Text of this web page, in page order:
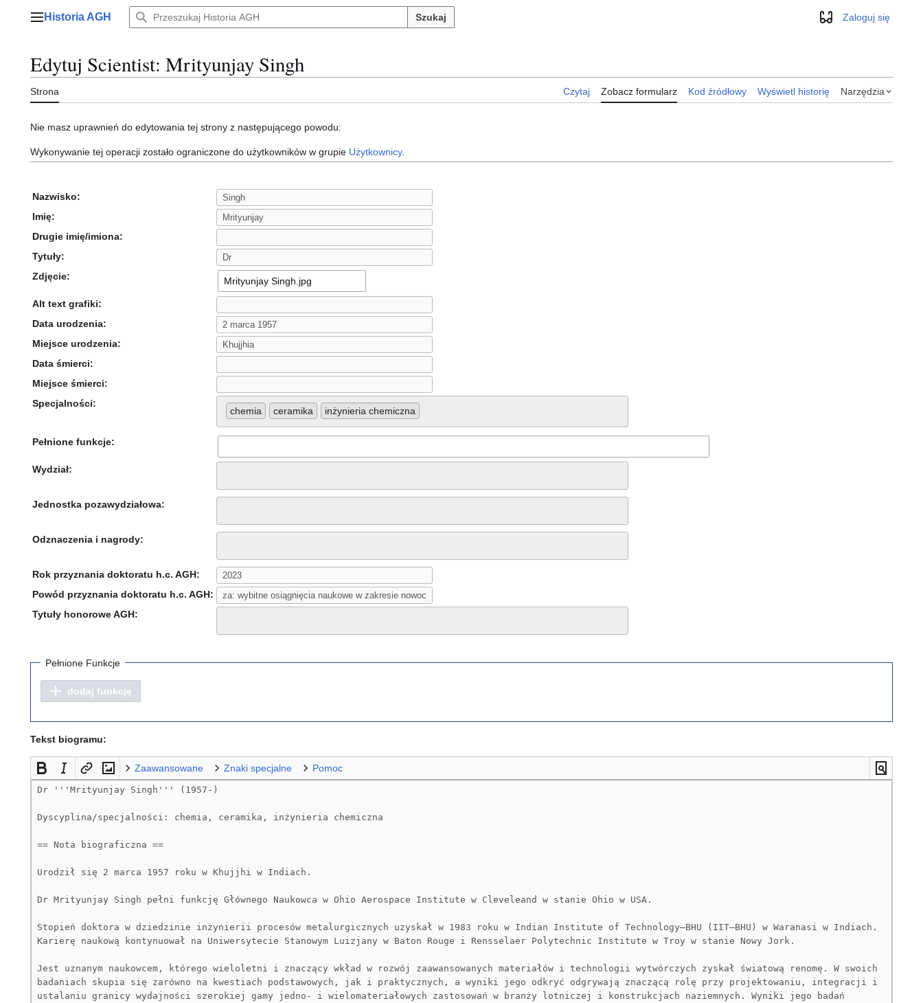
Menu główne
Historia AGH Szukaj WyglądZaloguj się
Edytuj Scientist: Mrityunjay Singh
Strona Czytaj Zobacz formularz Kod źródłowy Wyświetl historię Narzędzia
Nie masz uprawnień do edytowania tej strony z następującego powodu:
Wykonywanie tej operacji zostało ograniczone do użytkowników w grupie Użytkownicy.
Nazwisko:
Imię:
Drugie imię/imiona:
Tytuły:
Zdjęcie:
Alt text grafiki:
Data urodzenia:
Miejsce urodzenia:
Data śmierci:
Miejsce śmierci:
Specjalności:
chemia ceramika inżynieria chemiczna
Pełnione funkcje:
Wydział:
Jednostka pozawydziałowa:
Odznaczenia i nagrody:
Rok przyznania doktoratu h.c. AGH:
Powód przyznania doktoratu h.c. AGH:
Tytuły honorowe AGH:
Pełnione Funkcje
dodaj funkcję
Tekst biogramu:
Zaawansowane Znaki specjalne Pomoc